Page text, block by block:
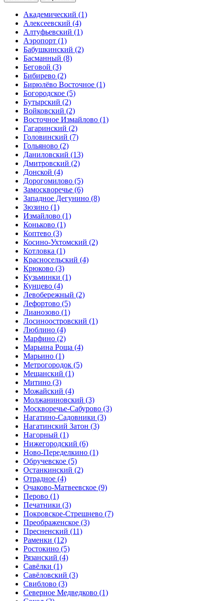
Академический (1)
Алексеевский (4)
Алтуфьевский (1)
Аэропорт (1)
Бабушкинский (2)
Басманный (8)
Беговой (3)
Бибирево (2)
Бирюлёво Восточное (1)
Богородское (5)
Бутырский (2)
Войковский (2)
Восточное Измайлово (1)
Гагаринский (2)
Головинский (7)
Гольяново (2)
Даниловский (13)
Дмитровский (2)
Донской (4)
Дорогомилово (5)
Замоскворечье (6)
Западное Дегунино (8)
Зюзино (1)
Измайлово (1)
Коньково (1)
Коптево (3)
Косино-Ухтомский (2)
Котловка (1)
Красносельский (4)
Крюково (3)
Кузьминки (1)
Кунцево (4)
Левобережный (2)
Лефортово (5)
Лианозово (1)
Лосиноостровский (1)
Люблино (4)
Марфино (2)
Марьина Роща (4)
Марьино (1)
Метрогородок (5)
Мещанский (1)
Митино (3)
Можайский (4)
Молжаниновский (3)
Москворечье-Сабурово (3)
Нагатино-Садовники (3)
Нагатинский Затон (3)
Нагорный (1)
Нижегородский (6)
Ново-Переделкино (1)
Обручевское (5)
Останкинский (2)
Отрадное (4)
Очаково-Матвеевское (9)
Перово (1)
Печатники (3)
Покровское-Стрешнево (7)
Преображенское (3)
Пресненский (11)
Раменки (12)
Ростокино (5)
Рязанский (4)
Савёлки (1)
Савёловский (3)
Свиблово (3)
Северное Медведково (1)